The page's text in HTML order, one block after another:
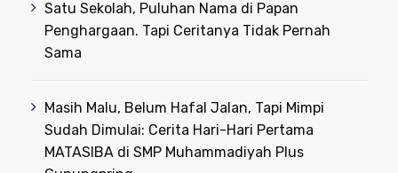
Satu Sekolah, Puluhan Nama di Papan
Penghargaan. Tapi Ceritanya Tidak Pernah
Sama
Masih Malu, Belum Hafal Jalan, Tapi Mimpi
Sudah Dimulai: Cerita Hari-Hari Pertama
MATASIBA di SMP Muhammadiyah Plus